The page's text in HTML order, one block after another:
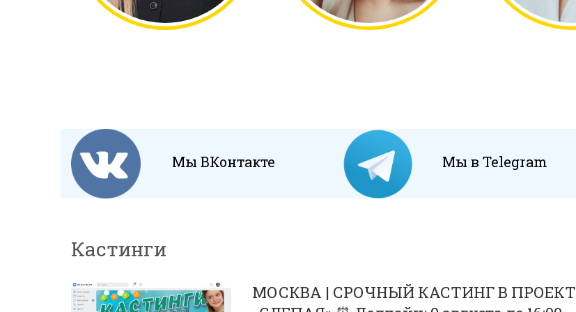
Мы ВКонтакте Мы в Telegram
Кастинги
МОСКВА | СРОЧНЫЙ КАСТИНГ В ПРОЕКТ